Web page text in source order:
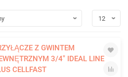
Z GWINTEM
3/4" IDEAL LINE
CELLFAST